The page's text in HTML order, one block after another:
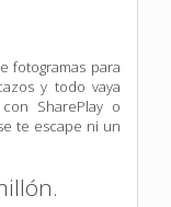
fotogramas para
y todo vaya
SharePlay o
te escape ni un